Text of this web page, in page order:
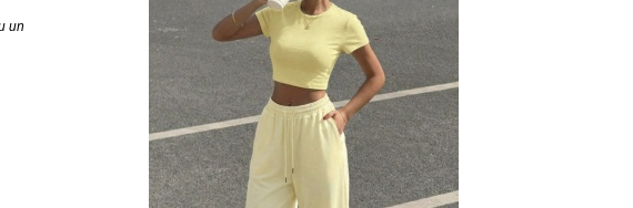
un